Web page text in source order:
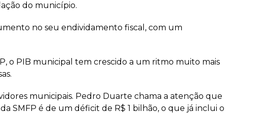
do município.
no seu endividamento fiscal, com um
o PIB municipal tem crescido a um ritmo muito mais
municipais. Pedro Duarte chama a atenção que
SMFP é de um déficit de R$ 1 bilhão, o que já inclui o